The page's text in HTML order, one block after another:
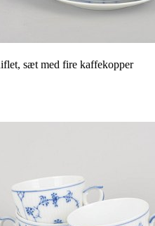
sæt med fire kaffekopper